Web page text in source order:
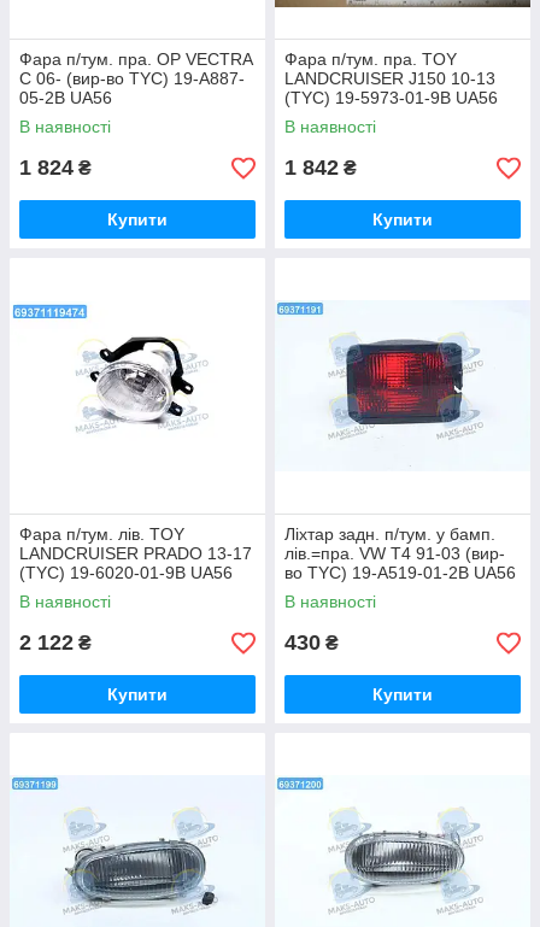
Фара п/тум. пра. OP VECTRA
C 06- (вир-во TYC) 19-A887-
05-2B UA56
В наявності
1 824 ₴
Купити
Фара п/тум. пра. TOY
LANDCRUISER J150 10-13
(TYC) 19-5973-01-9B UA56
В наявності
1 842 ₴
Купити
Фара п/тум. лів. TOY
LANDCRUISER PRADO 13-17
(TYC) 19-6020-01-9B UA56
В наявності
2 122 ₴
Купити
Ліхтар задн. п/тум. у бамп.
лів.=пра. VW T4 91-03 (вир-
во TYC) 19-A519-01-2B UA56
В наявності
430 ₴
Купити